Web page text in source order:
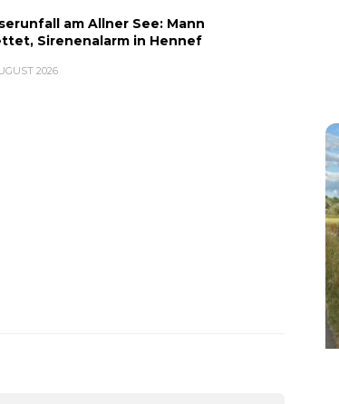
am Allner See: Mann
Sirenenalarm in Hennef
2026